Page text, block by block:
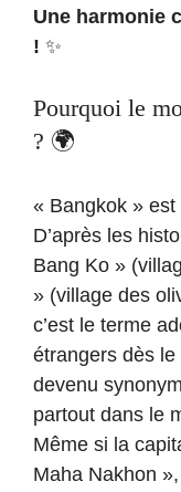
Une harmonie
! ✨
Pourquoi le
? 🌍
« Bangkok » est
D’après les
Bang Ko »
» (village des
c’est le terme
étrangers dès
devenu
partout dans le
Même si la
Maha Nakhon »,